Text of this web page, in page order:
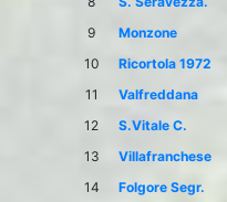
9
Monzone
10
Ricortola 1972
11
Valfreddana
12
S.Vitale C.
13
Villafranchese
14
Folgore Segr.